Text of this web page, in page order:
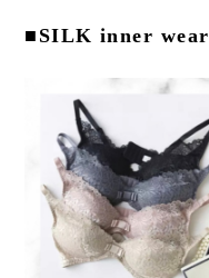
■SILK inner wear